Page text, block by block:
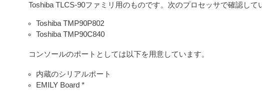
Toshiba TLCS-90ファミリ用のものです。次のプロセッサで確認して
Toshiba TMP90P802
Toshiba TMP90C840
コンソールのポートとしては以下を用意しています。
内蔵のシリアルポート
EMILY Board *